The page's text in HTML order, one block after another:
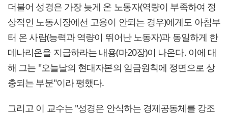
더불어 성경은 가장 늦게 온 노동자(역량이 부족하여 정
상적인 노동시장에선 고용이 안되는 경우)에게도 아침부
터 온 사람(능력과 역량이 뛰어난 노동자)과 동일하게 한
데나리온을 지급하라는 내용(마20장)이 나온다. 이에 대
해 그는 "오늘날의 현대자본의 임금원칙에 정면으로 상
충되는 부분"이라 평했다.
그리고 이 교수는 "성경은 안식하는 경제공동체를 강조